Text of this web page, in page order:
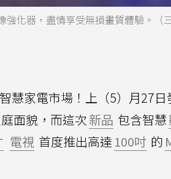
化器，盡情享受無損畫質體驗。（三
慧家電市場！上（5）月27
面貌，而這次新品 包含智慧
電視 首度推出高達 100吋 的